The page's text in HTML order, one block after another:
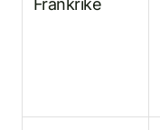
Frankrike